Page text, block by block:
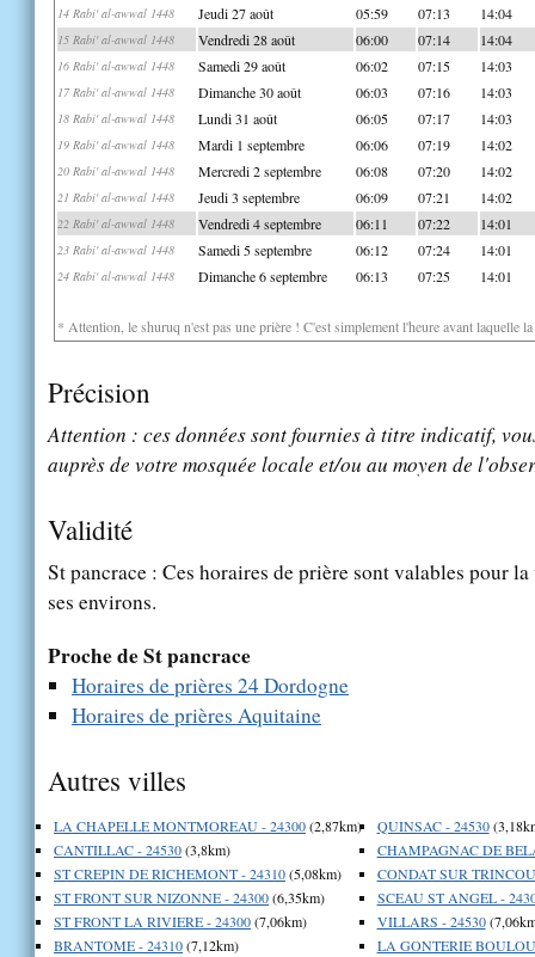
14 Rabi' al-awwal 1448 Jeudi 27 août 05:59 07:13 14:04
15 Rabi' al-awwal 1448 Vendredi 28 août 06:00 07:14 14:04
16 Rabi' al-awwal 1448 Samedi 29 août 06:02 07:15 14:03
17 Rabi' al-awwal 1448 Dimanche 30 août 06:03 07:16 14:03
18 Rabi' al-awwal 1448 Lundi 31 août 06:05 07:17 14:03
19 Rabi' al-awwal 1448 Mardi 1 septembre 06:06 07:19 14:02
20 Rabi' al-awwal 1448 Mercredi 2 septembre 06:08 07:20 14:02
21 Rabi' al-awwal 1448 Jeudi 3 septembre 06:09 07:21 14:02
22 Rabi' al-awwal 1448 Vendredi 4 septembre 06:11 07:22 14:01
23 Rabi' al-awwal 1448 Samedi 5 septembre 06:12 07:24 14:01
24 Rabi' al-awwal 1448 Dimanche 6 septembre 06:13 07:25 14:01
* Attention, le shuruq n'est pas une prière ! C'est simplement l'heure avant laquelle
Précision
Attention : ces données sont fournies à titre indicatif,
auprès de votre mosquée locale et/ou au moyen de
Validité
St pancrace : Ces horaires de prière sont valables pour
ses environs.
Proche de St pancrace
Horaires de prières 24 Dordogne
Horaires de prières Aquitaine
Autres villes
LA CHAPELLE MONTMOREAU - 24300(2,87km)
CANTILLAC - 24530(3,8km)
ST CREPIN DE RICHEMONT - 24310(5,08km)
ST FRONT SUR NIZONNE - 24300(6,35km)
ST FRONT LA RIVIERE - 24300(7,06km)
BRANTOME - 24310(7,12km)
QUINSAC - 24530
CHAMPAGNAC DE
CONDAT SUR
SCEAU ST ANGEL -
VILLARS - 24530
LA GONTERIE